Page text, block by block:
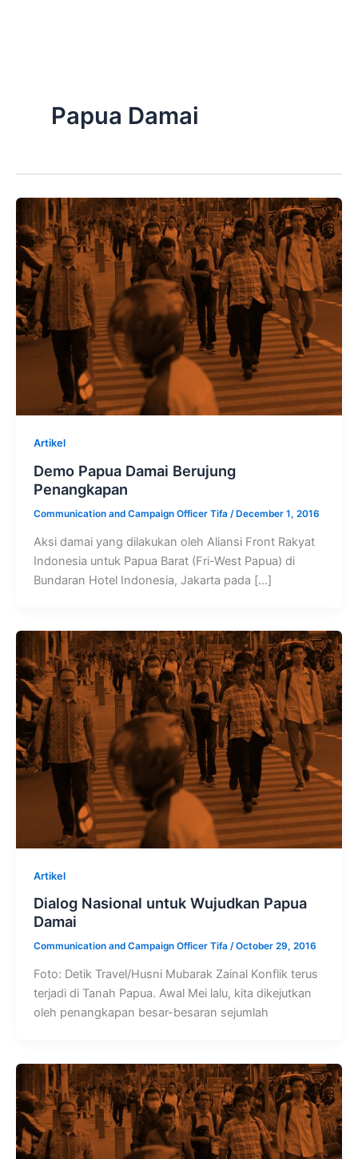
Papua Damai
Artikel
Demo Papua Damai Berujung
Penangkapan
Communication and Campaign Officer Tifa /December 1, 2016
Aksi damai yang dilakukan oleh Aliansi Front Rakyat
Indonesia untuk Papua Barat (Fri-West Papua) di
Bundaran Hotel Indonesia, Jakarta pada […]
Artikel
Dialog Nasional untuk Wujudkan Papua
Damai
Communication and Campaign Officer Tifa /October 29, 2016
Foto: Detik Travel/Husni Mubarak Zainal Konflik terus
terjadi di Tanah Papua. Awal Mei lalu, kita dikejutkan
oleh penangkapan besar-besaran sejumlah